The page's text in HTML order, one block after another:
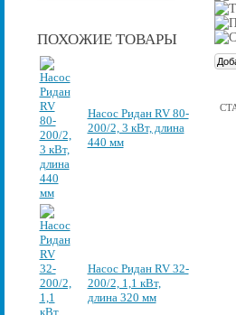
ПОХОЖИЕ ТОВАРЫ
Насос Ридан RV 80-
200/2, 3 кВт, длина
440 мм
Насос Ридан RV 32-
200/2, 1,1 кВт,
длина 320 мм